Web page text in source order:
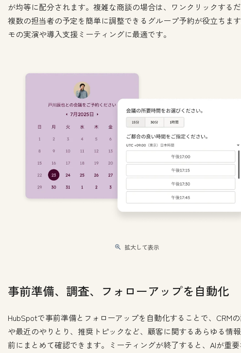
が均等に配分されます。複雑な商談の場合は、ワンクリックする
複数の担当者の予定を簡単に調整できるグループ予約が役立ちま
モの実演や導入支援ミーティングに最適です。
拡大して表示
事前準備、調査、フォローアップを自動化
HubSpotで事前準備とフォローアップを自動化することで、CRM
や最近のやりとり、推奨トピックなど、顧客に関するあらゆる情
前にまとめて確認できます。ミーティングが終了すると、AIが重